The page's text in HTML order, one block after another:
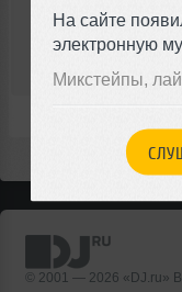
На сайте
электронную
Микстейпы,
© 2001 — 2026 «DJ.ru»